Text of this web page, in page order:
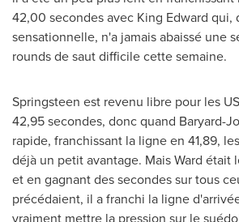
42,00 secondes avec King Edward qui,
sensationnelle, n'a jamais abaissé une
rounds de saut difficile cette semaine.
Springsteen est revenu libre pour les
42,95 secondes, donc quand Baryard-
rapide, franchissant la ligne en 41,89,
déjà un petit avantage. Mais Ward était
et en gagnant des secondes sur tous
précédaient, il a franchi la ligne
vraiment mettre la pression sur le